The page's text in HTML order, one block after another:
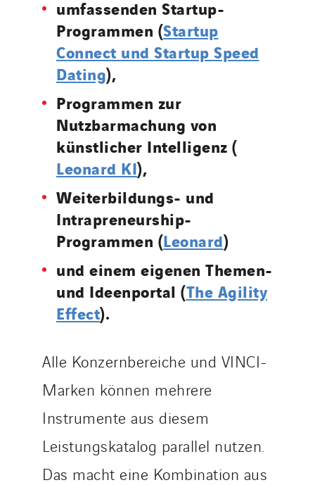
umfassenden Startup-
Programmen (Startup
Connect und Startup Speed
Dating),
Programmen zur
Nutzbarmachung von
künstlicher Intelligenz (
Leonard KI),
Weiterbildungs- und
Intrapreneurship-
Programmen (Leonard)
und einem eigenen Themen-
und Ideenportal (The Agility
Effect).
Alle Konzernbereiche und VINCI-
Marken können mehrere
Instrumente aus diesem
Leistungskatalog parallel nutzen.
Das macht eine Kombination aus